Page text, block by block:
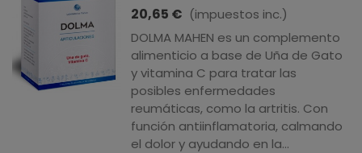
20,65 € (impuestos inc.)
DOLMA MAHEN es un complemento
alimenticio a base de Uña de Gato
y vitamina C para tratar las
posibles enfermedades
reumáticas, como la artritis. Con
función antiinflamatoria, calmando
el dolor y ayudando en la...